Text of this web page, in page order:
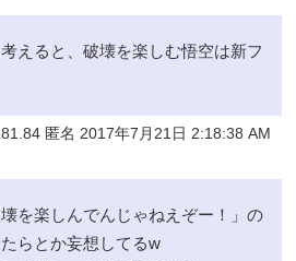
えると、破壊を楽しむ悟空は新フ
匿名 2017年7月21日 2:18:38 AM
を楽しんでんじゃねえぞー！」の
らとか妄想してるw